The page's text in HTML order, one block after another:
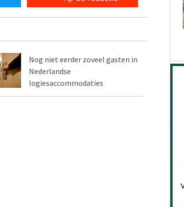
Nog niet eerder zoveel gasten in
Nederlandse
logiesaccommodaties